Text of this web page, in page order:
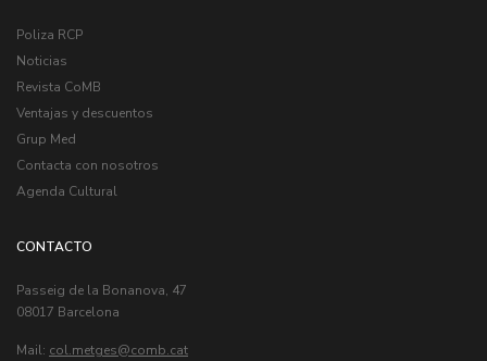
Poliza RCP
Noticias
Revista CoMB
Ventajas y descuentos
Grup Med
Contacta con nosotros
Agenda Cultural
CONTACTO
Passeig de la Bonanova, 47
08017 Barcelona
Mail: col.metges